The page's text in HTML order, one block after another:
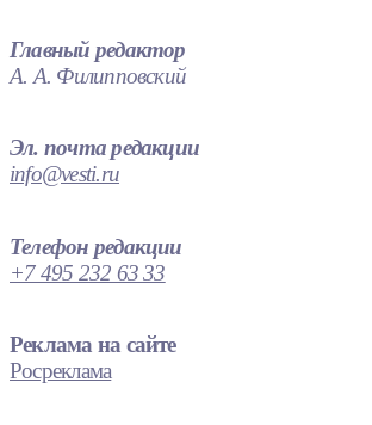
Главный редактор
А. А. Филипповский
Эл. почта редакции
info@vesti.ru
Телефон редакции
+7 495 232 63 33
Реклама на сайте
Росреклама